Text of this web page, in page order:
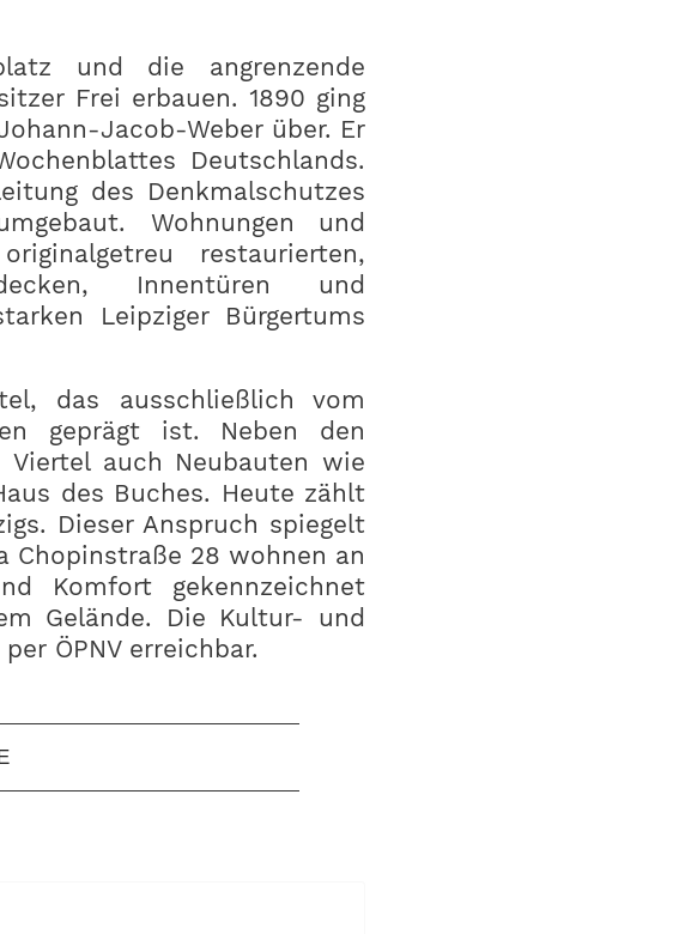
und die angrenzende
Frei erbauen. 1890 ging
Jacob-Weber über. Er
Deutschlands.
des Denkmalschutzes
Wohnungen und
restaurierten,
Innentüren und
Leipziger Bürgertums
das ausschließlich vom
geprägt ist. Neben den
auch Neubauten wie
des Buches. Heute zählt
Dieser Anspruch spiegelt
Chopinstraße 28 wohnen an
Komfort gekennzeichnet
Gelände. Die Kultur- und
ÖPNV erreichbar.